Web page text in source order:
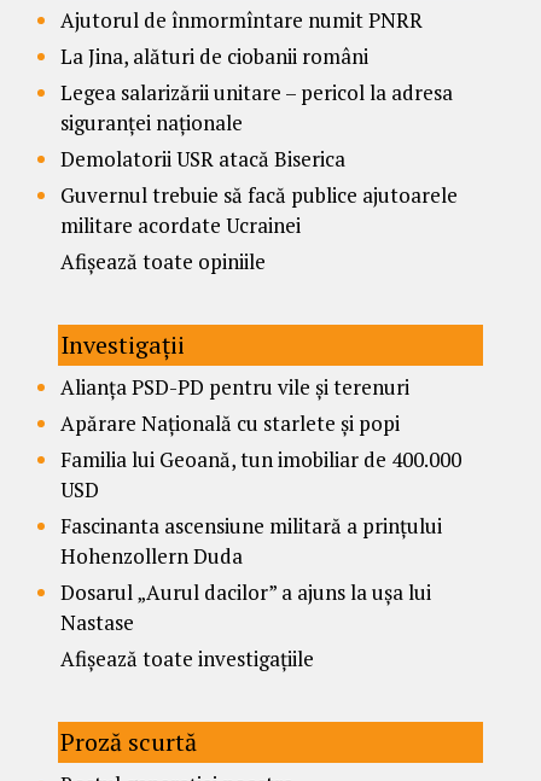
Ajutorul de înmormîntare numit PNRR
La Jina, alături de ciobanii români
Legea salarizării unitare – pericol la adresa
siguranței naționale
Demolatorii USR atacă Biserica
Guvernul trebuie să facă publice ajutoarele
militare acordate Ucrainei
Afișează toate opiniile
Investigații
Alianța PSD-PD pentru vile și terenuri
Apărare Națională cu starlete și popi
Familia lui Geoană, tun imobiliar de 400.000
USD
Fascinanta ascensiune militară a prințului
Hohenzollern Duda
Dosarul „Aurul dacilor” a ajuns la ușa lui
Nastase
Afișează toate investigațiile
Proză scurtă